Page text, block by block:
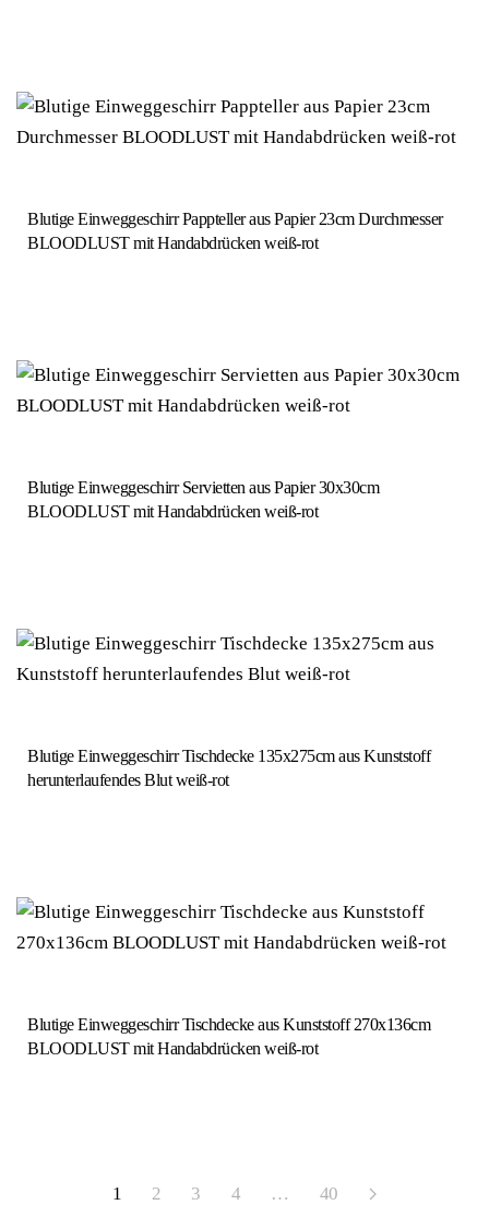
Blutige Einweggeschirr Pappteller aus Papier 23cm Durchmesser
BLOODLUST mit Handabdrücken weiß-rot
Blutige Einweggeschirr Servietten aus Papier 30x30cm
BLOODLUST mit Handabdrücken weiß-rot
Blutige Einweggeschirr Tischdecke 135x275cm aus Kunststoff
herunterlaufendes Blut weiß-rot
Blutige Einweggeschirr Tischdecke aus Kunststoff 270x136cm
BLOODLUST mit Handabdrücken weiß-rot
1 2 3 4 … 40